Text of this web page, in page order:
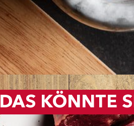
DAS KÖNNTE